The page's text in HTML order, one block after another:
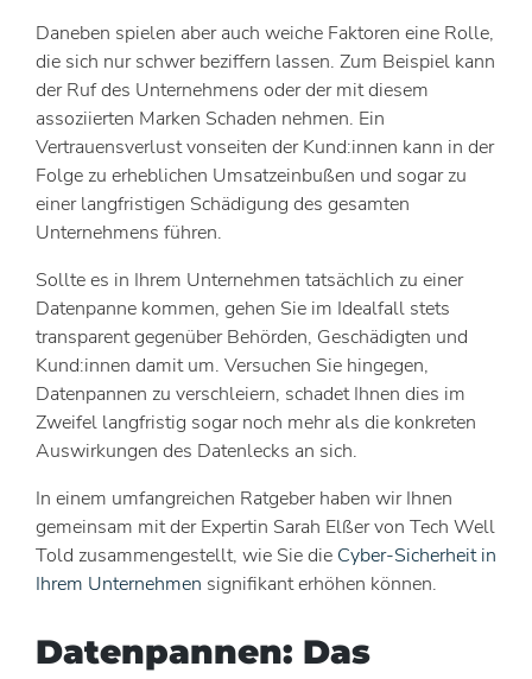
Daneben spielen aber auch weiche Faktoren eine Rolle,
die sich nur schwer beziffern lassen. Zum Beispiel kann
der Ruf des Unternehmens oder der mit diesem
assoziierten Marken Schaden nehmen. Ein
Vertrauensverlust vonseiten der Kund:innen kann in der
Folge zu erheblichen Umsatzeinbußen und sogar zu
einer langfristigen Schädigung des gesamten
Unternehmens führen.
Sollte es in Ihrem Unternehmen tatsächlich zu einer
Datenpanne kommen, gehen Sie im Idealfall stets
transparent gegenüber Behörden, Geschädigten und
Kund:innen damit um. Versuchen Sie hingegen,
Datenpannen zu verschleiern, schadet Ihnen dies im
Zweifel langfristig sogar noch mehr als die konkreten
Auswirkungen des Datenlecks an sich.
In einem umfangreichen Ratgeber haben wir Ihnen
gemeinsam mit der Expertin Sarah Elßer von Tech Well
Told zusammengestellt, wie Sie die Cyber-Sicherheit in
Ihrem Unternehmen signifikant erhöhen können.
Datenpannen: Das